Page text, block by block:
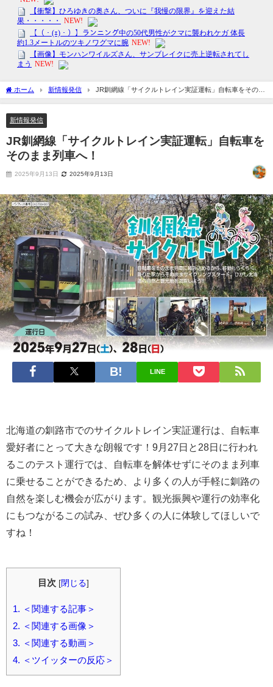
ホーム 新情報発信
JR釧網線「サイクルトレイン実証運転」自転車をそのま
ま列車へ！
新情報発信
JR釧網線「サイクルトレイン実証運転」自転車を
そのまま列車へ！
2025年9月13日 2025年9月13日
LINE
北海道の釧路市でのサイクルトレイン実証運行は、自転車
愛好者にとって大きな朗報です！9月27日と28日に行われ
るこのテスト運行では、自転車を解体せずにそのまま列車
に乗せることができるため、より多くの人が手軽に釧路の
自然を楽しむ機会が広がります。観光振興や運行の効率化
にもつながるこの試み、ぜひ多くの人に体験してほしいで
すね！
目次 [閉じる]
1.
＜関連する記事＞
2.
＜関連する画像＞
3.
＜関連する動画＞
4.
＜ツイッターの反応＞